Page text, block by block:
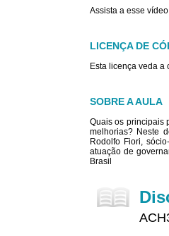
Assista a esse
LICENÇA DE
Esta licença veda
SOBRE A AULA
Quais os principais
melhorias? Neste
Rodolfo Fiori,
atuação de
Brasil